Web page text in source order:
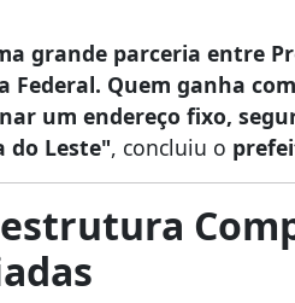
grande parceria entre
Federal. Quem ganha
um endereço fixo,
do Leste", concluiu o